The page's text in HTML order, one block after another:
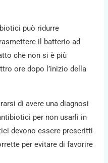
può ridurre
il batterio ad
che non si è più
ore dopo l’inizio della
di avere una diagnosi
per non usarli in
devono essere prescritti
per evitare di favorire